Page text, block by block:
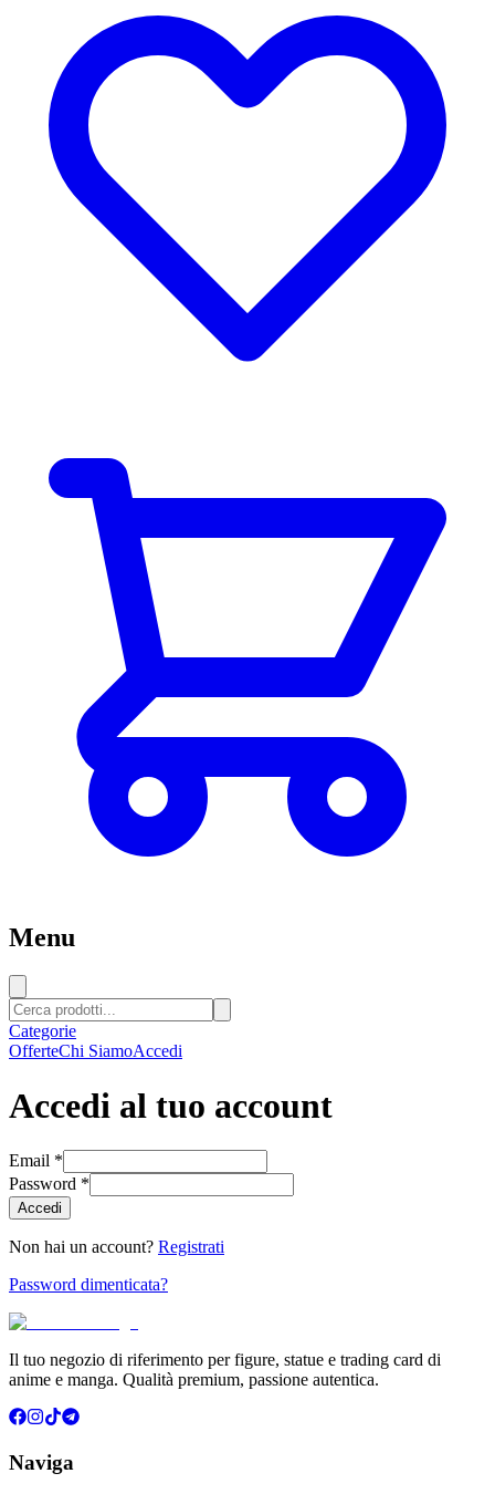
Menu
Categorie
OfferteChi SiamoAccedi
Accedi al tuo account
Email *
Password *
Accedi
Non hai un account? Registrati
Password dimenticata?
Il tuo negozio di riferimento per figure, statue e trading card di
anime e manga. Qualità premium, passione autentica.
Naviga